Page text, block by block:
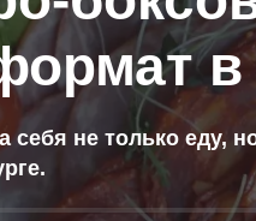
в
себя не только